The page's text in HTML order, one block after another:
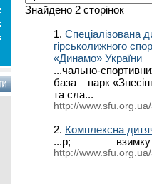
Знайдено 2 сторінок
1. Спеціалізована
гірськолижного
«Динамо» України
...чально-
база – парк
та сла...
http://
2. Комплексна
...p;
http://